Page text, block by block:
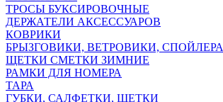
ТРОСЫ БУКСИРОВОЧНЫЕ
ДЕРЖАТЕЛИ АКСЕССУАРОВ
КОВРИКИ
БРЫЗГОВИКИ, ВЕТРОВИКИ, СПОЙЛЕРА
ЩЕТКИ СМЕТКИ ЗИМНИЕ
РАМКИ ДЛЯ НОМЕРА
ТАРА
ГУБКИ, САЛФЕТКИ, ЩЕТКИ